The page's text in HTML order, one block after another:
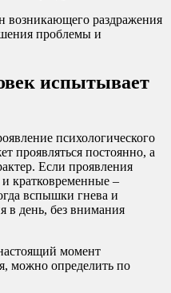
раздражения
проблемы и
испытывает
психологического
проявляться постоянно, а
Если проявления
и кратковременные –
вспышки гнева и
в день, без внимания
момент
можно определить по